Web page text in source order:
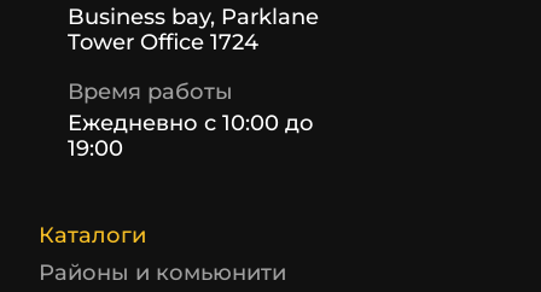
Business bay, Parklane
Tower Office 1724
Время работы
Ежедневно с 10:00 до
19:00
Каталоги
Районы и комьюнити